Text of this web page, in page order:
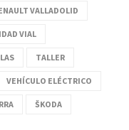
VALLADOLID
VIAL
TALLER
VEHÍCULO ELÉCTRICO
ŠKODA